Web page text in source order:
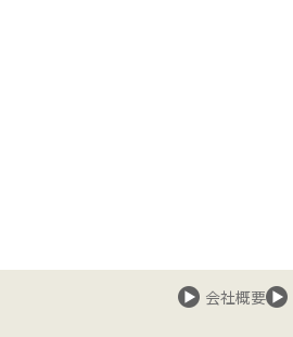
会社概要